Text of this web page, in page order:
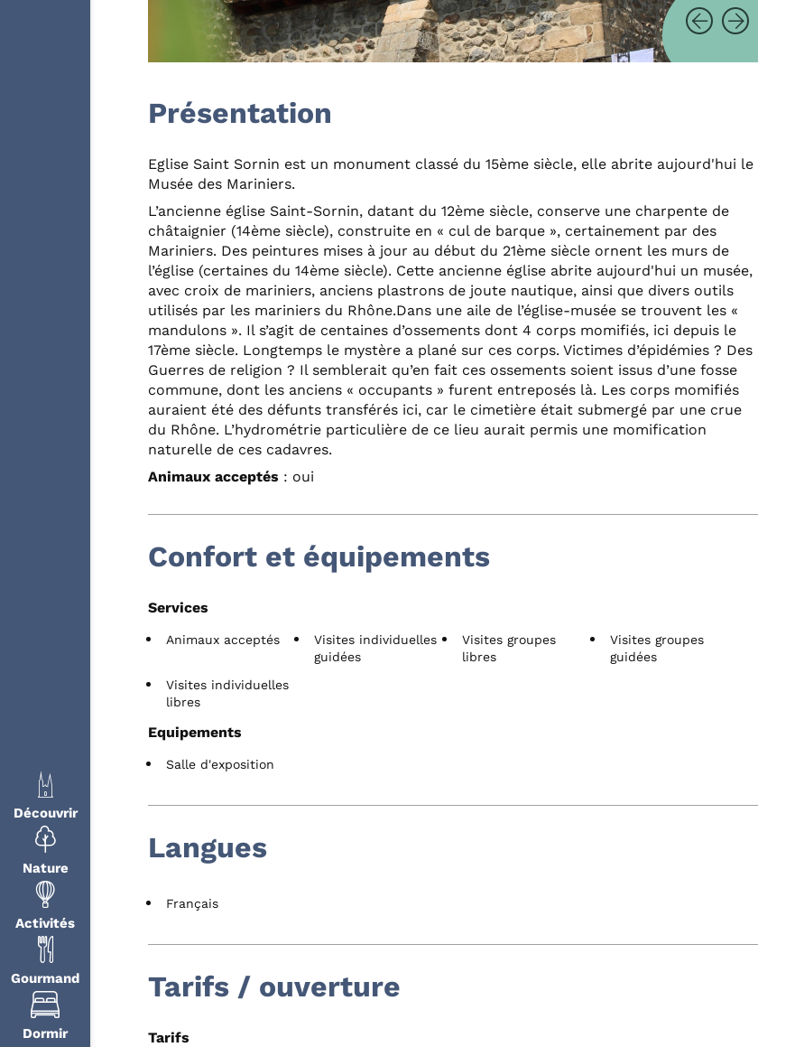
Découvrir
Nature
Activités
Gourmand
Dormir
Présentation
Eglise Saint Sornin est un monument classé du 15ème siècle, elle abrite aujourd'hui le
Musée des Mariniers.
L’ancienne église Saint-Sornin, datant du 12ème siècle, conserve une charpente de
châtaignier (14ème siècle), construite en « cul de barque », certainement par des
Mariniers. Des peintures mises à jour au début du 21ème siècle ornent les murs de
l’église (certaines du 14ème siècle). Cette ancienne église abrite aujourd'hui un musée,
avec croix de mariniers, anciens plastrons de joute nautique, ainsi que divers outils
utilisés par les mariniers du Rhône.Dans une aile de l’église-musée se trouvent les «
mandulons ». Il s’agit de centaines d’ossements dont 4 corps momifiés, ici depuis le
17ème siècle. Longtemps le mystère a plané sur ces corps. Victimes d’épidémies ? Des
Guerres de religion ? Il semblerait qu’en fait ces ossements soient issus d’une fosse
commune, dont les anciens « occupants » furent entreposés là. Les corps momifiés
auraient été des défunts transférés ici, car le cimetière était submergé par une crue
du Rhône. L’hydrométrie particulière de ce lieu aurait permis une momification
naturelle de ces cadavres.
Animaux acceptés : oui
Confort et équipements
Services
Animaux acceptés
Visites individuelles
guidées
Visites groupes
libres
Visites groupes
guidées
Visites individuelles
libres
Equipements
Salle d'exposition
Langues
Français
Tarifs / ouverture
Tarifs